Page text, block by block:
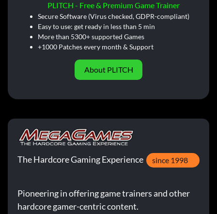
PLITCH - Free & Premium Game Trainer
Secure Software (Virus checked, GDPR-compliant)
Easy to use: get ready in less than 5 min
More than 5300+ supported Games
+1000 Patches every month & Support
About PLITCH
The Hardcore Gaming Experience since 1998
Pioneering in offering game trainers and other
hardcore gamer-centric content.